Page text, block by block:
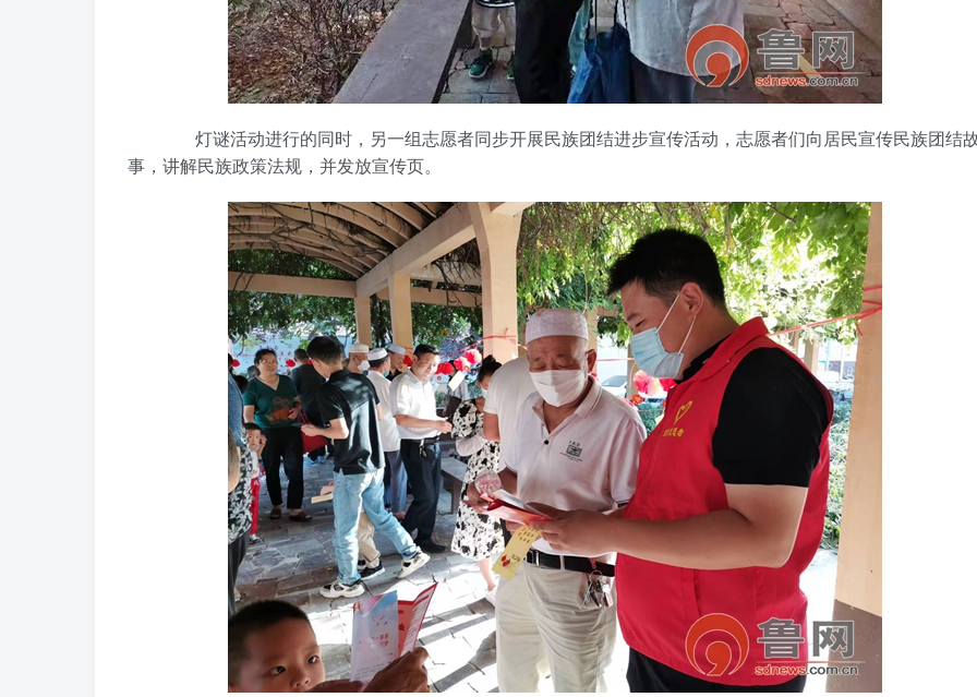
灯谜活动进行的同时，另一组志愿者同步开展民族团结进步宣传活动，志愿者们向居民宣传民族团结
事，讲解民族政策法规，并发放宣传页。